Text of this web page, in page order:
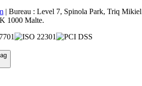
| Bureau : Level 7, Spinola Park, Triq Mikiel
1000 Malte.